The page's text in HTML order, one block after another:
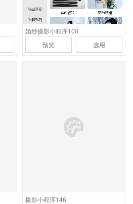
婚纱摄影小程序100
预览
选用
适合大型婚纱摄影及摄影
连锁机构，功能含作品展
摄影小程序146